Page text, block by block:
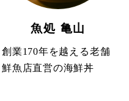
魚処 亀山
創業170年を越える老舗
鮮魚店直営の海鮮丼